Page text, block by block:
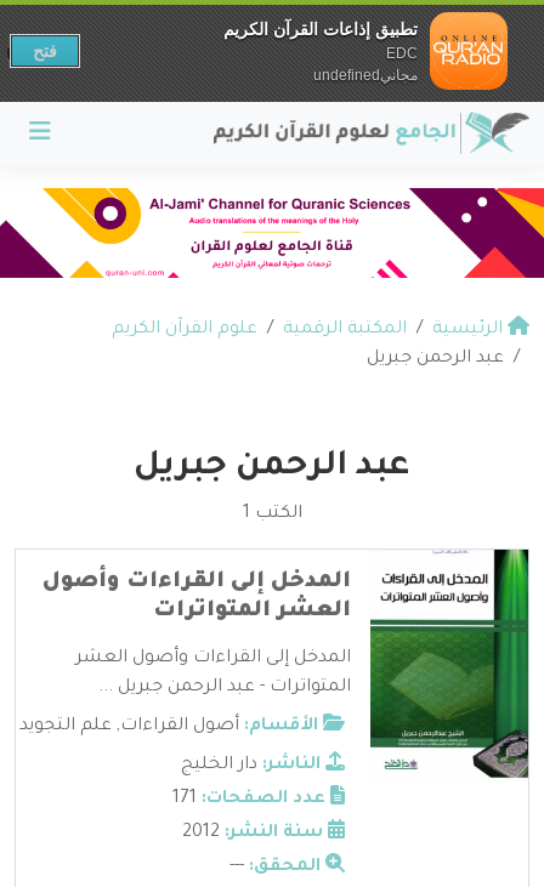
الرئيسية المكتبة الرقمية
علوم القرآن الكريم
عبد الرحمن جبريل
عبد الرحمن جبريل
الكتب 1
المدخل إلى القراءات وأصول
العشر المتواترات
المدخل إلى القراءات وأصول العشر
المتواترات - عبد الرحمن جبريل ...
الأقسام: أصول القراءات, علم التجويد
الناشر: دار الخليج
عدد الصفحات:
سنة النشر:
المحقق: ---
تطبيق إذاعات القرآن الكريم
EDC
مجانيundefined
فتح